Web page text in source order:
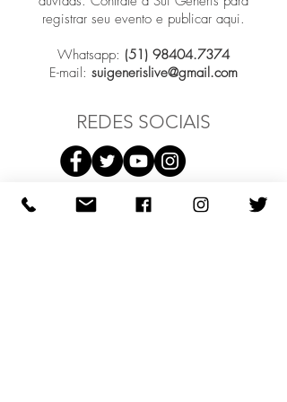
registrar seu evento e publicar aqui.
Whatsapp: (51) 98404.7374
E-mail: suigenerislive@gmail.com
REDES SOCIAIS